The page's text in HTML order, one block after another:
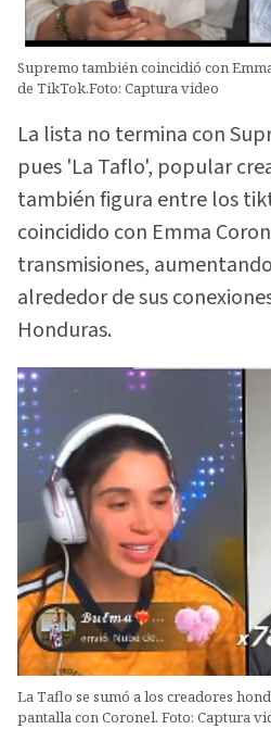
Supremo también coincidió con
de TikTok.Foto: Captura video
La lista no termina con
pues 'La Taflo', popular
también figura entre los
coincidido con Emma
transmisiones,
alrededor de sus
Honduras.
La Taflo se sumó a los creadores
pantalla con Coronel. Foto: Captura